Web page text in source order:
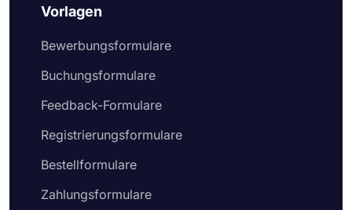
Vorlagen
Bewerbungsformulare
Buchungsformulare
Feedback-Formulare
Registrierungsformulare
Bestellformulare
Zahlungsformulare